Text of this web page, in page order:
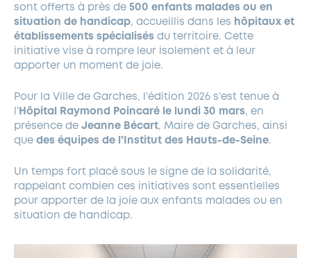
GESTION DU PATRIMOINE ARBORÉ
sont offerts à près de 500 enfants malades ou en
situation de handicap, accueillis dans les hôpitaux et
établissements spécialisés du territoire. Cette
initiative vise à rompre leur isolement et à leur
apporter un moment de joie.
Pour la Ville de Garches, l’édition 2026 s’est tenue à
l’ Hôpital Raymond Poincaré le lundi 30 mars, en
présence de Jeanne Bécart, Maire de Garches, ainsi
que des équipes de l’Institut des Hauts-de-Seine.
Un temps fort placé sous le signe de la solidarité,
rappelant combien ces initiatives sont essentielles
pour apporter de la joie aux enfants malades ou en
situation de handicap.